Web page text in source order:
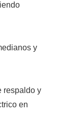
y
respaldo y
en